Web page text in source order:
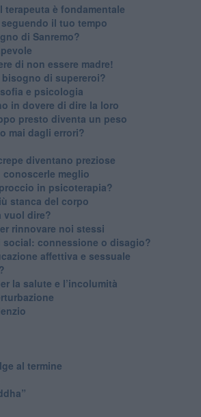
è fondamentale
il tuo tempo
di Sanremo?
di non essere madre!
di supereroi?
e psicologia
in dovere di dire la loro
presto diventa un peso
mai dagli errori?
diventano preziose
meglio
in psicoterapia?
stanca del corpo
vuol dire?
rinnovare noi stessi
connessione o disagio?
affettiva e sessuale
la salute e l’incolumità
al termine